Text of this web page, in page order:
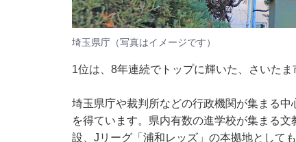
埼玉県庁（写真はイメージです）
1位は、8年連続でトップに輝いた、さいたま
埼玉県庁や裁判所などの行政機関が集まる
を得ています。県内有数の進学校が集まる
設、Jリーグ「浦和レッズ」の本拠地として